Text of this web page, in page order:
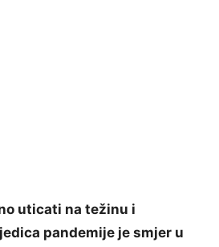
uticati na težinu i
pandemije je smjer u